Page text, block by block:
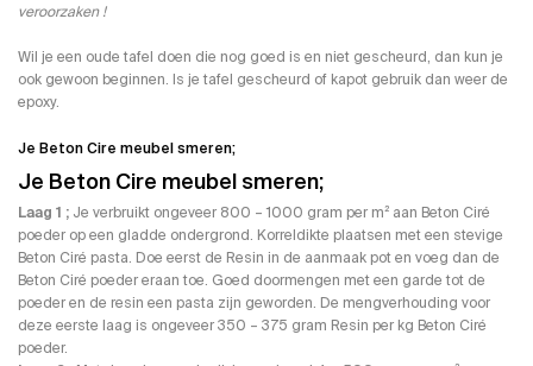
veroorzaken !
Wil je een oude tafel doen die nog goed is en niet gescheurd, dan kun je
ook gewoon beginnen. Is je tafel gescheurd of kapot gebruik dan weer de
epoxy.
Je Beton Cire meubel smeren;
Je Beton Cire meubel smeren;
Laag 1 ; Je verbruikt ongeveer 800 – 1000 gram per m² aan Beton Ciré
poeder op een gladde ondergrond. Korreldikte plaatsen met een stevige
Beton Ciré pasta. Doe eerst de Resin in de aanmaak pot en voeg dan de
Beton Ciré poeder eraan toe. Goed doormengen met een garde tot de
poeder en de resin een pasta zijn geworden. De mengverhouding voor
deze eerste laag is ongeveer 350 – 375 gram Resin per kg Beton Ciré
poeder.